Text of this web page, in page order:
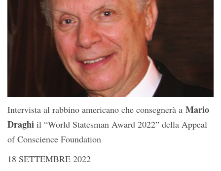
Intervista al rabbino americano che consegnerà a Mario
Draghi il “World Statesman Award 2022” della Appeal
of Conscience Foundation
18 SETTEMBRE 2022